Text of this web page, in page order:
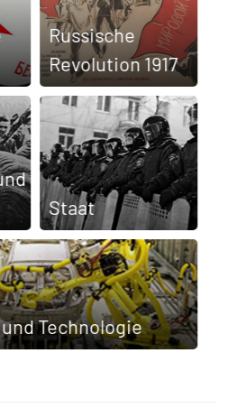
Russische
Revo­lution 1917
Staat
Techno­logie